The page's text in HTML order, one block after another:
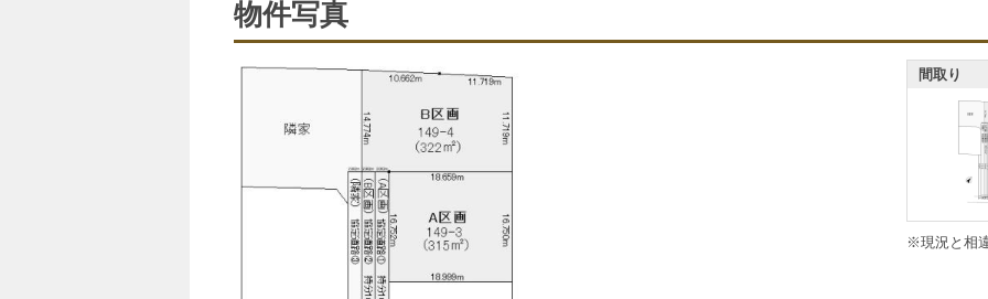
物件写真
間取り
※現況と相